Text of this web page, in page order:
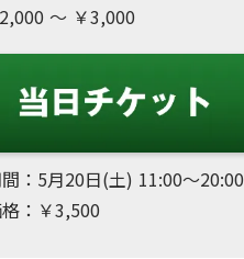
～ ￥3,000
：5月20日(土) 11:00〜20:00
：￥3,500